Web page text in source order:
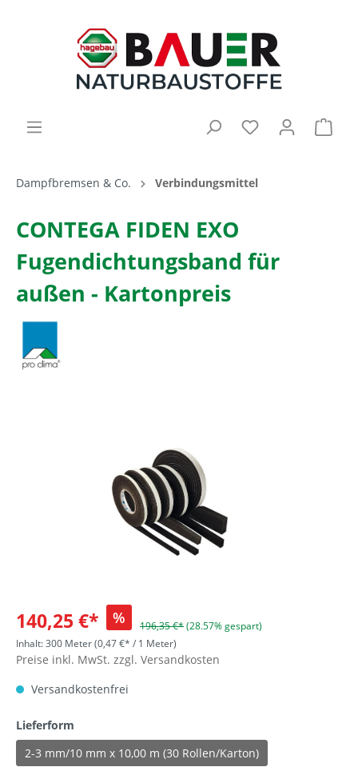
Dampfbremsen & Co. Verbindungsmittel
CONTEGA FIDEN EXO
Fugendichtungsband für
außen - Kartonpreis
140,25 €* % 196,35 €*(28.57% gespart)
Inhalt:300 Meter(0,47 €* / 1 Meter)
Preise inkl. MwSt. zzgl. Versandkosten
Versandkostenfrei
Lieferform
2-3 mm/10 mm x 10,00 m (30 Rollen/Karton)